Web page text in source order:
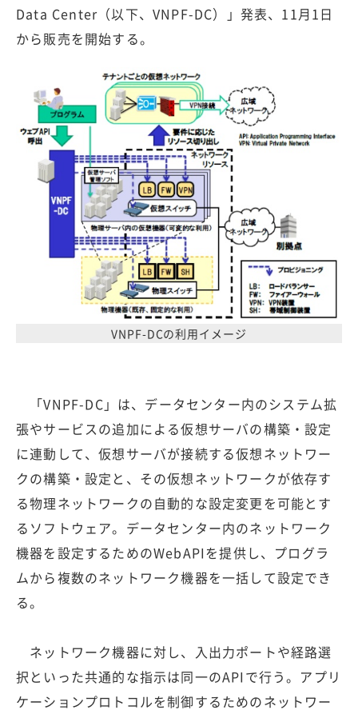
Data Center（以下、VNPF-DC）」発表、11月1日
から販売を開始する。
VNPF-DCの利用イメージ
「VNPF-DC」は、データセンター内のシステム拡
張やサービスの追加による仮想サーバの構築・設定
に連動して、仮想サーバが接続する仮想ネットワー
クの構築・設定と、その仮想ネットワークが依存す
る物理ネットワークの自動的な設定変更を可能とす
るソフトウェア。データセンター内のネットワーク
機器を設定するためのWebAPIを提供し、プログラ
ムから複数のネットワーク機器を一括して設定でき
る。
ネットワーク機器に対し、入出力ポートや経路選
択といった共通的な指示は同一のAPIで行う。アプリ
ケーションプロトコルを制御するためのネットワー